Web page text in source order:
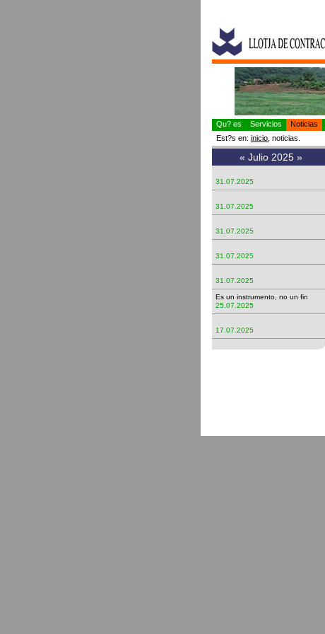
Qu? es Servicios Noticias
Est?s en: inicio , noticias.
« Julio 2025 »
31.07.2025
31.07.2025
31.07.2025
31.07.2025
31.07.2025
Es un instrumento, no un fin
25.07.2025
17.07.2025